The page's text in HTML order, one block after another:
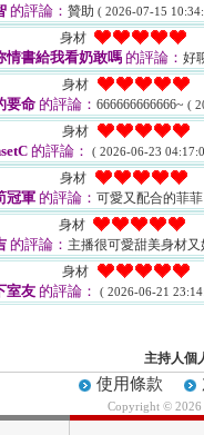
的評論： 贊助 ( 2026-07-15
身材
情書給我看奶敢嗎 的評論： 好
身材
要命 的評論： 666666666666~ (
身材
的評論： ( 2026-06-23
身材
冠軍 的評論： 可愛又配合的菲
身材
的評論： 主播很可愛甜美身材
身材
室友 的評論： ( 2026-06-21
主持人個
使用條款
Copyright ©